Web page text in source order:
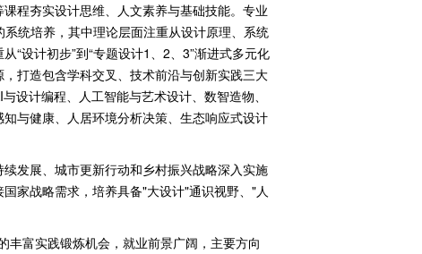
程夯实设计思维、人文素养与基础技能。专业
统培养，其中理论层面注重从设计原理、系统
“设计初步”到“专题设计1 、 2、 3”渐进式多元化
打造包含学科交叉、技术前沿与创新实践三大
与设计编程、人工智能与艺术设计、数智造物、
与健康、人居环境分析决策、生态响应式设计
发展、城市更新行动和乡村振兴战略深入实施
家战略需求，培养具备"大设计"通识视野、 "人
丰富实践锻炼机会，就业前景广阔，主要方向